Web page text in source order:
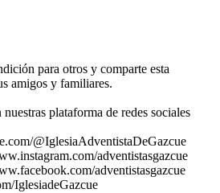
para otros y comparte esta
amigos y familiares.
nuestras plataforma de redes sociales
@IglesiaAdventistaDeGazcue
adventistasgazcue
adventistasgazcue
IglesiadeGazcue